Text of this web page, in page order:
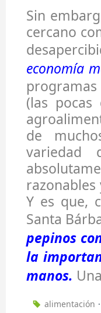
Sin
cercano
economía
(las
de
variedad
razonables
Y es que,
Santa
pepinos
la
manos.
alimentación